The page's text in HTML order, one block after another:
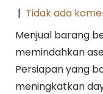
| Tidak ada
Menjual barang
memindahkan
Persiapan yang
meningkatkan